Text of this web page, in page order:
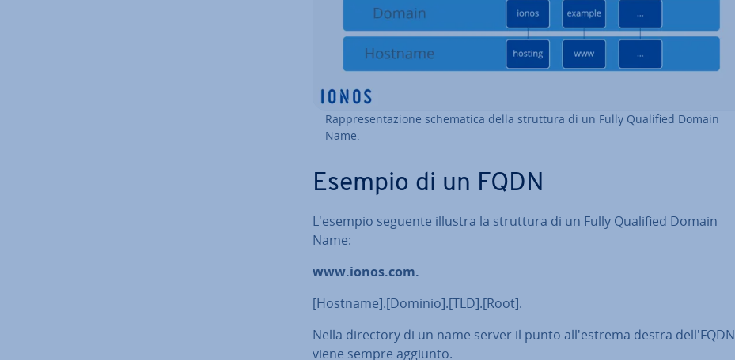
Rap­pre­sen­ta­zio­ne sche­ma­ti­ca della struttura di un Fully Qualified Domain
Name.
Esempio di un FQDN
L'esempio seguente illustra la struttura di un Fully Qualified Domain
Name:
www.ionos.com.
[Hostname].[Dominio].[TLD].[Root].
Nella directory di un name server il punto al­l'e­stre­ma destra dell'FQDN
viene sempre aggiunto.